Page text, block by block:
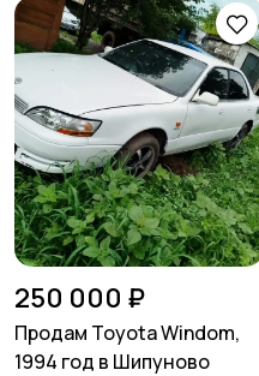
250 000 ₽
Продам Toyota Windom,
1994 год в Шипуново